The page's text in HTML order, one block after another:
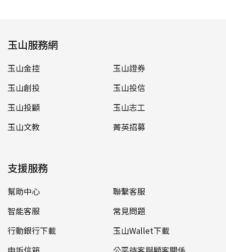
玉山服務網
玉山金控
玉山證券
玉山創投
玉山投信
玉山投顧
玉山志工
玉山文教
菁英招募
支援服務
幫助中心
聯繫客服
智能客服
常見問題
行動銀行下載
玉山Wallet下載